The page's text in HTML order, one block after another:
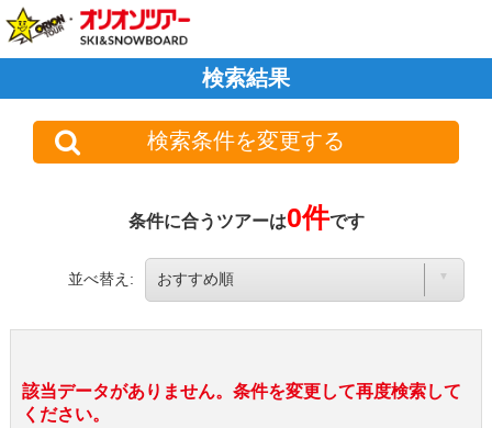
検索結果
検索条件を変更する
条件に合うツアーは0件です
並べ替え:
該当データがありません。条件を変更して再度検索して
ください。